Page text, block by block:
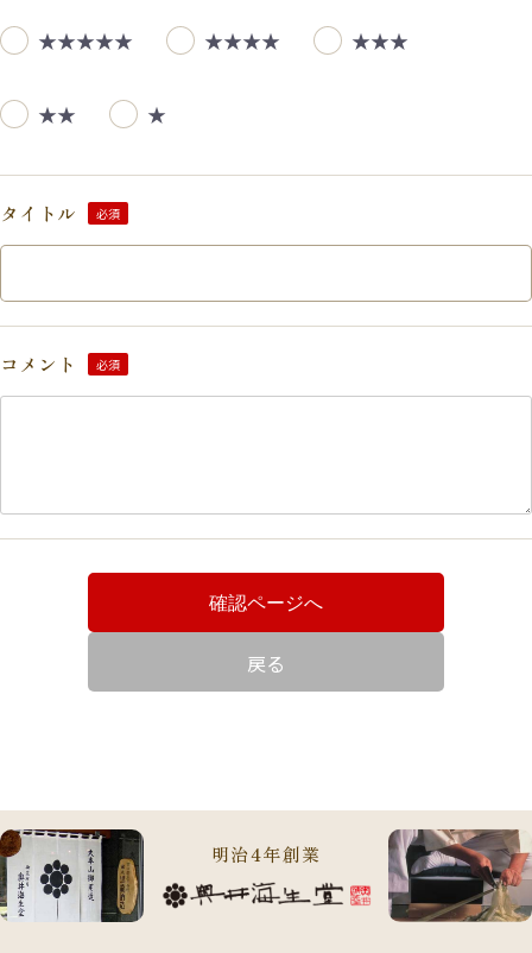
★★★★★ ★★★★ ★★★
★★ ★
タイトル 必須
コメント 必須
確認ページへ
戻る
明治4年創業